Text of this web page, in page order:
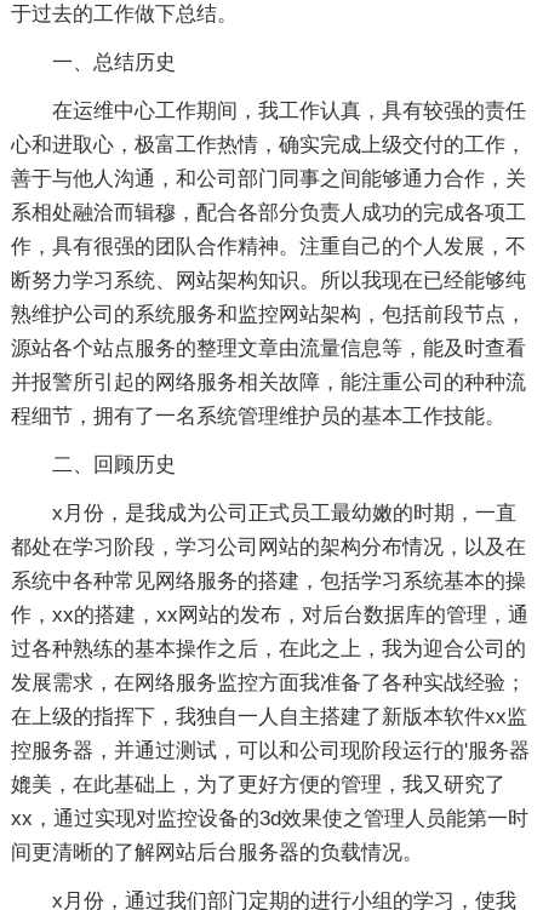
于过去的工作做下总结。
一、总结历史
在运维中心工作期间，我工作认真，具有较强的责任
心和进取心，极富工作热情，确实完成上级交付的工作，
善于与他人沟通，和公司部门同事之间能够通力合作，关
系相处融洽而辑穆，配合各部分负责人成功的完成各项工
作，具有很强的团队合作精神。注重自己的个人发展，不
断努力学习系统、网站架构知识。所以我现在已经能够纯
熟维护公司的系统服务和监控网站架构，包括前段节点，
源站各个站点服务的整理文章由流量信息等，能及时查看
并报警所引起的网络服务相关故障，能注重公司的种种流
程细节，拥有了一名系统管理维护员的基本工作技能。
二、回顾历史
x月份，是我成为公司正式员工最幼嫩的时期，一直
都处在学习阶段，学习公司网站的架构分布情况，以及在
系统中各种常见网络服务的搭建，包括学习系统基本的操
作，xx的搭建，xx网站的发布，对后台数据库的管理，通
过各种熟练的基本操作之后，在此之上，我为迎合公司的
发展需求，在网络服务监控方面我准备了各种实战经验；
在上级的指挥下，我独自一人自主搭建了新版本软件xx监
控服务器，并通过测试，可以和公司现阶段运行的'服务器
媲美，在此基础上，为了更好方便的管理，我又研究了
xx，通过实现对监控设备的3d效果使之管理人员能第一时
间更清晰的了解网站后台服务器的负载情况。
x月份，通过我们部门定期的进行小组的学习，使我